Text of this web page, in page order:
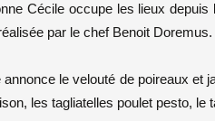
Cécile occupe les lieux
par le chef Benoit Doremus.
le velouté de poireaux
les tagliatelles poulet pesto, le